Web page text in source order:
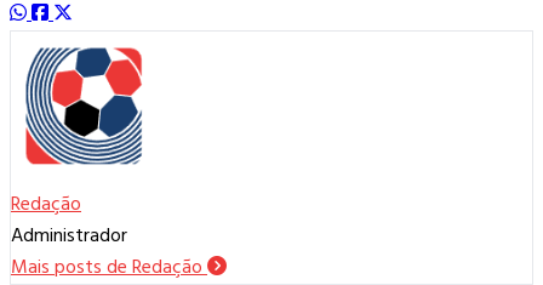
Redação
Administrador
Mais posts de Redação